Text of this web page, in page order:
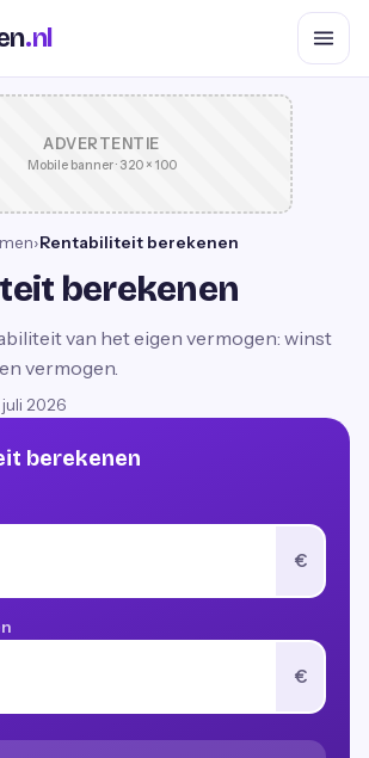
.nl
ADVERTENTIE
Mobile banner · 320 × 100
›Rentabiliteit berekenen
berekenen
van het eigen vermogen: winst
vermogen.
juli 2026
berekenen
€
€